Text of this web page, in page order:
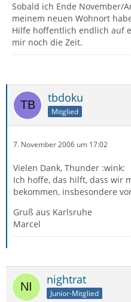
Sobald ich Ende November/
meinem neuen Wohnort
Hilfe hoffentlich endlich auf
mir noch die Zeit.
tbdoku
Mitglied
7. November 2006 um 17:02
Vielen Dank, Thunder :wink:
Ich hoffe, das hilft, dass wir
bekommen, insbesondere
Gruß aus Karlsruhe
Marcel
nightrat
Junior-Mitglied